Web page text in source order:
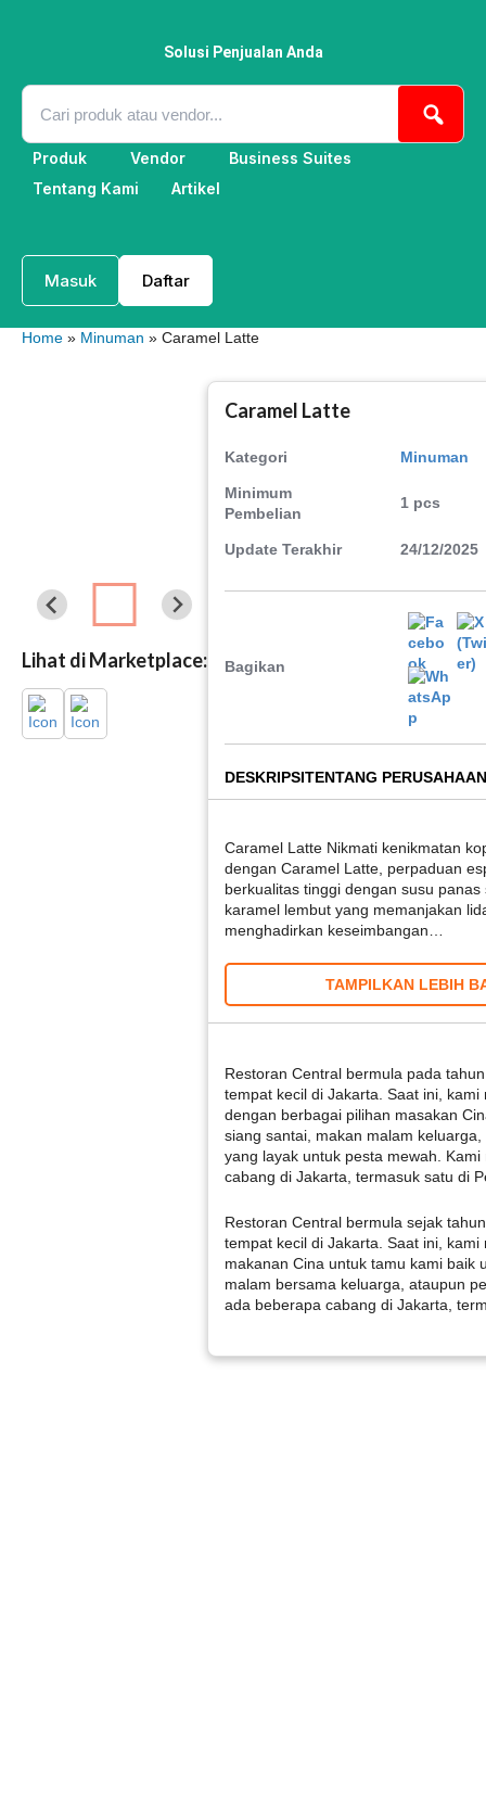
Solusi Penjualan Anda
Produk Vendor
Business Suites
Tentang Kami
Artikel
Masuk Daftar
Home » Minuman » Caramel Latte
Lihat di Marketplace:
Caramel Latte
Kategori Minuman
Minimum
Pembelian
1 pcs
Update Terakhir 24/12/2025
Bagikan
DESKRIPSITENTANG PERUSAHAAN
Caramel Latte Nikmati kenikmatan
dengan Caramel Latte, perpaduan
berkualitas tinggi dengan susu
karamel lembut yang memanjakan
menghadirkan keseimbangan…
TAMPILKAN LEBIH
Restoran Central bermula pada
tempat kecil di Jakarta. Saat ini, kami
dengan berbagai pilihan masakan
siang santai, makan malam
yang layak untuk pesta mewah. Kami
cabang di Jakarta, termasuk satu di
Restoran Central bermula sejak
tempat kecil di Jakarta. Saat ini, kami
makanan Cina untuk tamu kami baik
malam bersama keluarga, ataupun
ada beberapa cabang di Jakarta,